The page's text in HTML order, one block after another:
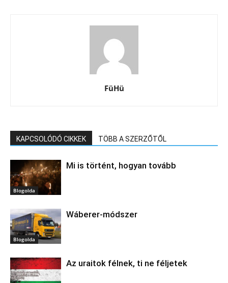
FüHü
KAPCSOLÓDÓ CIKKEK TÖBB A SZERZŐTŐL
Blogolda
Mi is történt, hogyan tovább
Blogolda
Wáberer-módszer
Az uraitok félnek, ti ne féljetek